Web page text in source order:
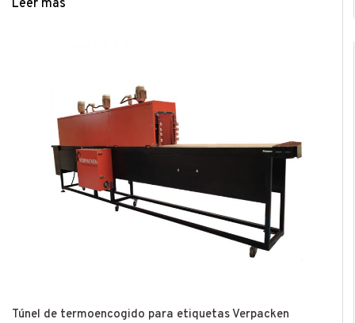
Leer más
Túnel de termoencogido para etiquetas Verpacken